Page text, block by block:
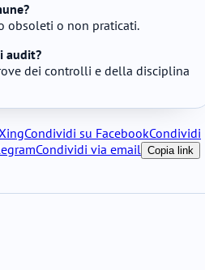
obsoleti o non praticati.
audit?
dei controlli e della disciplina
Condividi su FacebookCondividi
Condividi via email Copia link